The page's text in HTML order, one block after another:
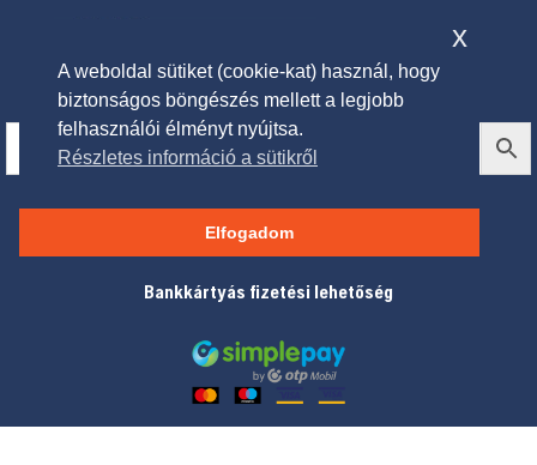
Akkumulátoros sövényvágók
Bankkártyás fizetési lehetőség
A weboldal sütiket (cookie-kat) használ, hogy
biztonságos böngészés mellett a legjobb
felhasználói élményt nyújtsa.
Részletes információ a sütikről
Elfogadom
x